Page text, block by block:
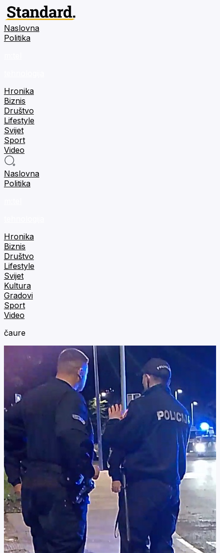
Naslovna
Politika
Hronika
Biznis
Društvo
Lifestyle
Svijet
Sport
Video
Naslovna
Politika
Hronika
Biznis
Društvo
Lifestyle
Svijet
Kultura
Gradovi
Sport
Video
čaure